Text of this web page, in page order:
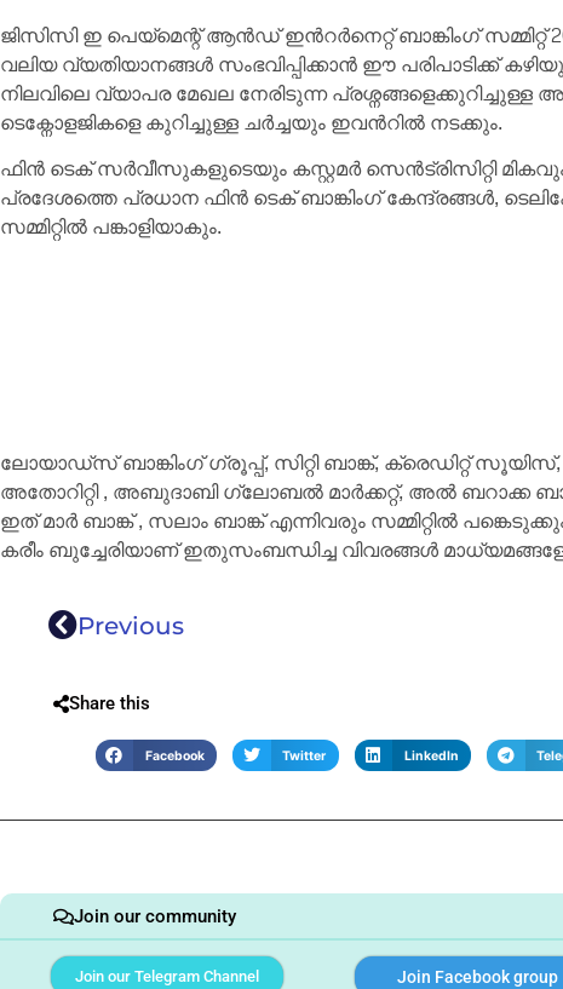
ജിസിസി ഇ പെയ്മെന്റ് ആൻഡ് ഇൻറർനെറ്റ് ബാങ്കിംഗ്
വലിയ വ്യതിയാനങ്ങൾ സംഭവിപ്പിക്കാൻ ഈ പരിപാടിക്ക്
നിലവിലെ വ്യാപര മേഖല നേരിടുന്ന
ടെക്നോളജികളെ കുറിച്ചുള്ള ചർച്ചയും ഇവൻറിൽ നടക്കും.
ഫിൻ ടെക് സർവീസുകളുടെയും കസ്റ്റമർ സെൻട്രിസിറ്റി
പ്രദേശത്തെ പ്രധാന ഫിൻ ടെക് ബാങ്കിംഗ് കേന്ദ്രങ്ങൾ,
സമ്മിറ്റിൽ പങ്കാളിയാകും.
ലോയാഡ്സ് ബാങ്കിംഗ് ഗ്രൂപ്പ്, സിറ്റി ബാങ്ക്, ക്രെഡിറ്റ്
അതോറിറ്റി , അബുദാബി ഗ്ലോബൽ മാർക്കറ്റ്, അൽ ബറാക്ക
ഇത് മാർ ബാങ്ക് , സലാം ബാങ്ക് എന്നിവരും സമ്മിറ്റിൽ
കരീം ബുച്ചേരിയാണ് ഇതുസംബന്ധിച്ച വിവരങ്ങൾ
Previous
Share this
Facebook Twitter LinkedIn
Join our community
Join our Telegram Channel Join Facebook group